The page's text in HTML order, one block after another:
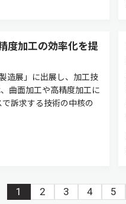
度加工の効率化を提
造展」に出展し、加工技
曲面加工や高精度加工に
訴求する技術の中核の
1 2 3 4 5